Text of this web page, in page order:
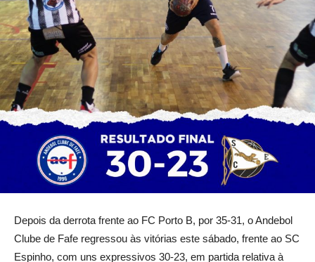
Depois da derrota frente ao FC Porto B, por 35-31, o Andebol
Clube de Fafe regressou às vitórias este sábado, frente ao SC
Espinho, com uns expressivos 30-23, em partida relativa à